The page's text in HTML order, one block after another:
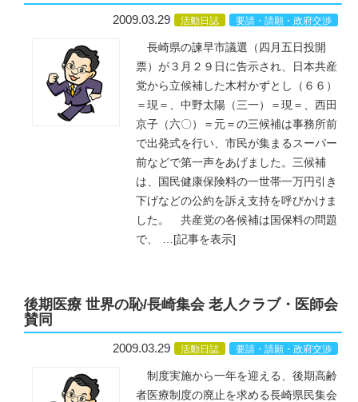
2009.03.29 活動日誌 要請・請願・政府交渉
長崎県の諫早市議選（四月五日投開
票）が３月２９日に告示され、日本共産
党から立候補した木村かずとし（６６）
＝現＝、中野太陽（三一）＝現＝、西田
京子（六〇）＝元＝の三候補は事務所前
で出発式を行い、市民が集まるスーパー
前などで第一声をあげました。三候補
は、国民健康保険料の一世帯一万円引き
下げなどの公約を訴え支持を呼びかけま
した。 共産党の各候補は国保料の問題
で、
… [記事を表示]
後期医療 世界の恥/長崎集会 老人クラブ・医師会
賛同
2009.03.29 活動日誌 要請・請願・政府交渉
制度実施から一年を迎える、後期高齢
者医療制度の廃止を求める長崎県民集会